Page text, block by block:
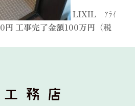
LIXIL ｱﾗｲ
工事完了金額100万円（税